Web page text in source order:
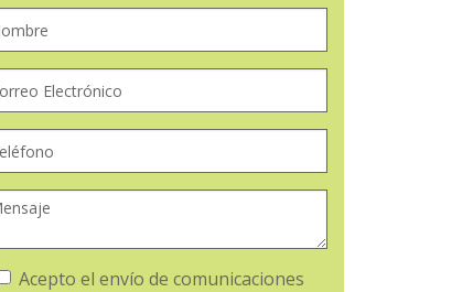
Acepto el envío de comunicaciones